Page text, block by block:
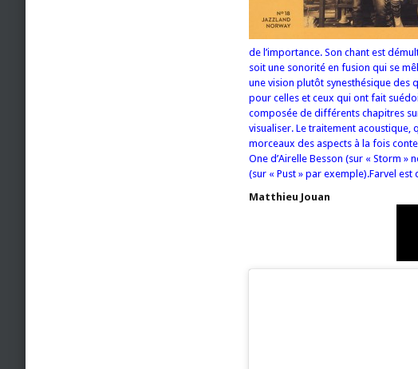
de l’importance. Son chant est
soit une sonorité en fusion qui se
une vision plutôt synesthésique des
pour celles et ceux qui ont fait
composée de différents chapitres
visualiser. Le traitement acoustique,
morceaux des aspects à la fois
One d’Airelle Besson (sur « Storm
(sur « Pust » par exemple).Farvel
Matthieu Jouan